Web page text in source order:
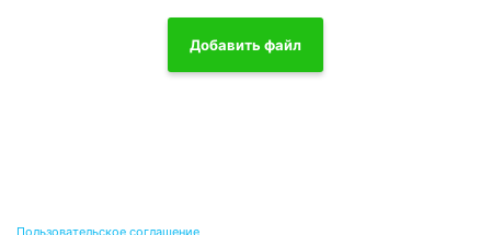
Добавить файл
Пользовательское соглашение